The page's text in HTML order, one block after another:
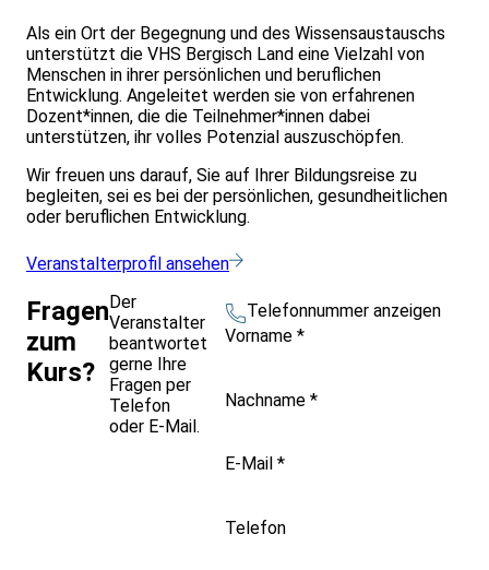
Als ein Ort der Begegnung und des Wissensaustauschs
unterstützt die VHS Bergisch Land eine Vielzahl von
Menschen in ihrer persönlichen und beruflichen
Entwicklung. Angeleitet werden sie von erfahrenen
Dozent*innen, die die Teilnehmer*innen dabei
unterstützen, ihr volles Potenzial auszuschöpfen.
Wir freuen uns darauf, Sie auf Ihrer Bildungsreise zu
begleiten, sei es bei der persönlichen, gesundheitlichen
oder beruflichen Entwicklung.
Veranstalterprofil ansehen
Fragen
zum
Kurs?
Der
Veranstalter
beantwortet
gerne Ihre
Fragen per
Telefon
oder E-Mail.
Telefonnummer anzeigen
Vorname *
Nachname *
E-Mail *
Telefon